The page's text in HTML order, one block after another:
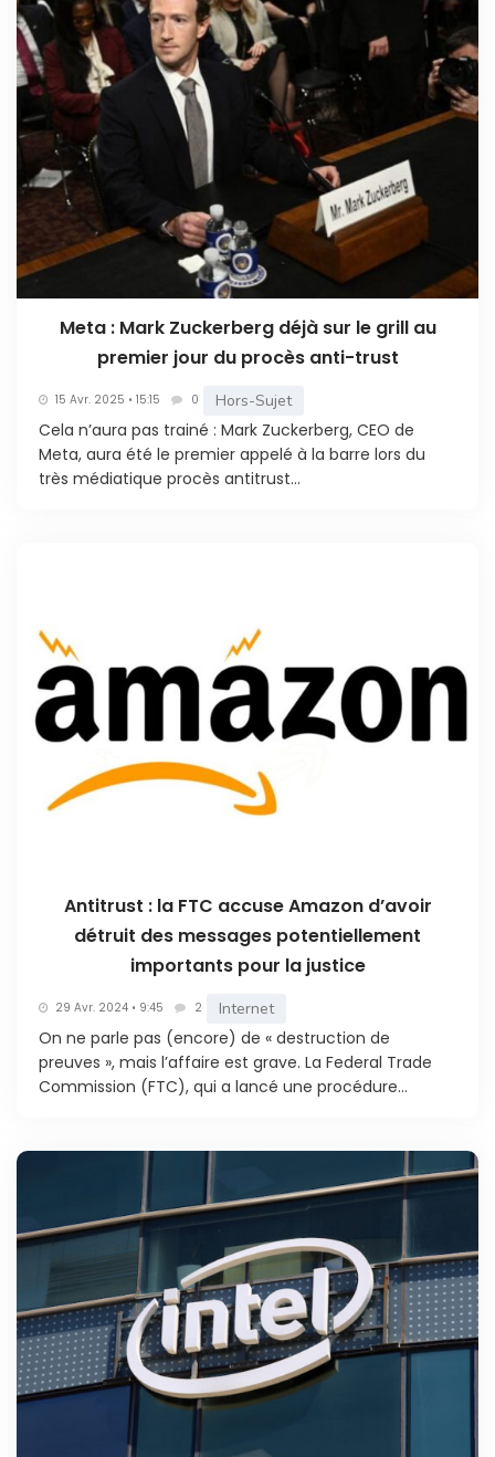
Meta : Mark Zuckerberg déjà sur le grill au
premier jour du procès anti-trust
15 Avr. 2025 • 15:15 0 Hors-Sujet
Cela n’aura pas trainé : Mark Zuckerberg, CEO de
Meta, aura été le premier appelé à la barre lors du
très médiatique procès antitrust...
Antitrust : la FTC accuse Amazon d’avoir
détruit des messages potentiellement
importants pour la justice
29 Avr. 2024 • 9:45 2 Internet
On ne parle pas (encore) de « destruction de
preuves », mais l’affaire est grave. La Federal Trade
Commission (FTC), qui a lancé une procédure...